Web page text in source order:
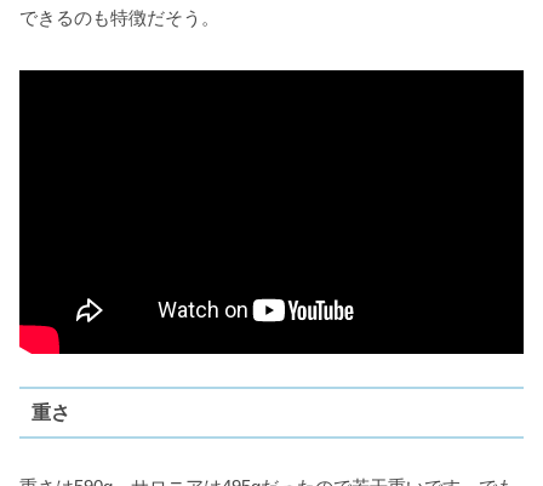
できるのも特徴だそう。
重さ